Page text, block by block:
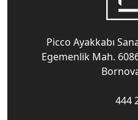
Picco Ayakkabı
Egemenlik Mah.
444